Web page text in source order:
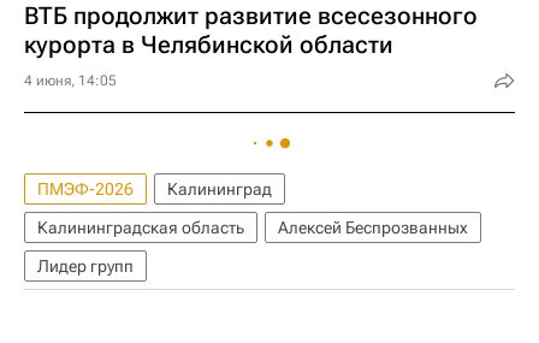
ВТБ продолжит развитие всесезонного
курорта в Челябинской области
4 июня, 14:05
ПМЭФ-2026
Калининград
Калининградская область
Алексей Беспрозванных
Лидер групп